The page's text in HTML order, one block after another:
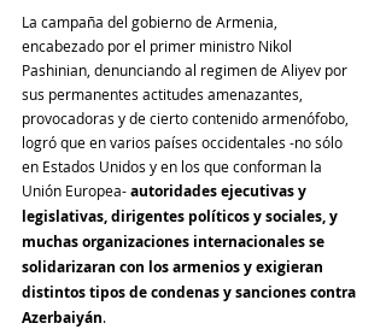
La campaña del gobierno de Armenia,
encabezado por el primer ministro Nikol
Pashinian, denunciando al regimen de Aliyev por
sus permanentes actitudes amenazantes,
provocadoras y de cierto contenido armenófobo,
logró que en varios países occidentales -no sólo
en Estados Unidos y en los que conforman la
Unión Europea- autoridades ejecutivas y
legislativas, dirigentes políticos y sociales, y
muchas organizaciones internacionales se
solidarizaran con los armenios y exigieran
distintos tipos de condenas y sanciones contra
Azerbaiyán.